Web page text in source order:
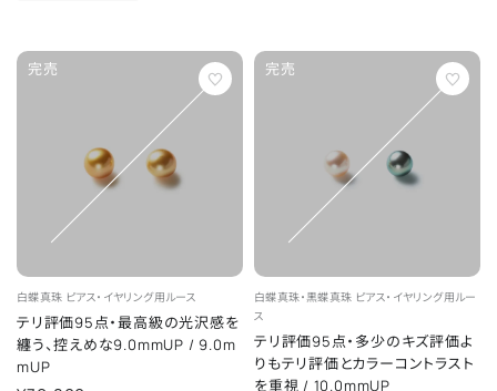
白蝶真珠 ピアス・イヤリング用ルース
テリ評価95点・最高級の光沢感を
纏う、控えめな9.0mmUP /9.0m
mUP
完売
白蝶真珠・黒蝶真珠 ピアス・イヤリング用ルー
ス
テリ評価95点・多少のキズ評価よ
りもテリ評価とカラーコントラスト
を重視 / 10.0mmUP
完売